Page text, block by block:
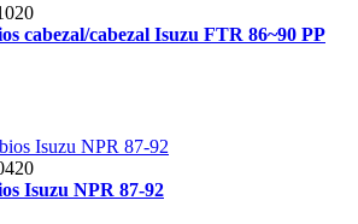
cabezal/cabezal Isuzu FTR 86~90 PP
Isuzu NPR 87-92